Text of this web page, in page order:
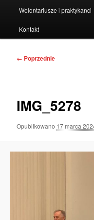
Wolontariusze i praktykanci
Kontakt
Nawigacja
← Poprzednie
IMG_5278
Opublikowano 17 marca